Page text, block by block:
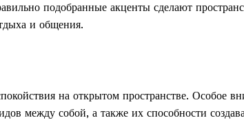
подобранные акценты сделают
и общения.
на открытом пространстве. Особое
между собой, а также их способности